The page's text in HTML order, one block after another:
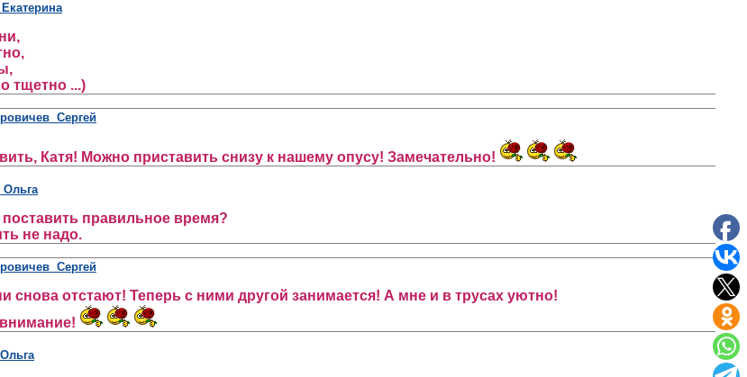
тщетно ...)
Сергей
Катя! Можно приставить снизу к нашему опусу! Замечательно!
поставить правильное время?
не надо.
Сергей
снова отстают! Теперь с ними другой занимается! А мне и в трусах уютно!